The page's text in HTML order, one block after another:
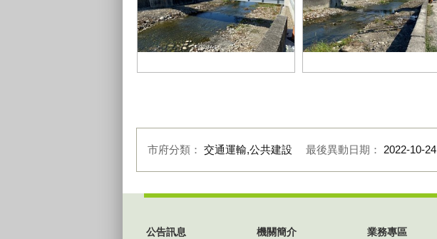
市府分類： 交通運輸,公共建設 最後異動日期： 2022-10-24
公告訊息 機關簡介 業務專區